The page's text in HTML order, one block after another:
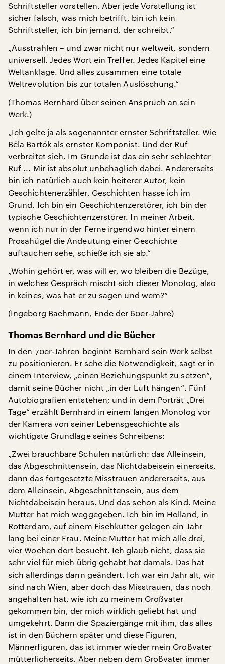
Schriftsteller vorstellen. Aber jede Vorstellung ist
sicher falsch, was mich betrifft, bin ich kein
Schriftsteller, ich bin jemand, der schreibt.“
„Ausstrahlen – und zwar nicht nur weltweit, sondern
universell. Jedes Wort ein Treffer. Jedes Kapitel eine
Weltanklage. Und alles zusammen eine totale
Weltrevolution bis zur totalen Auslöschung.“
(Thomas Bernhard über seinen Anspruch an sein
Werk.)
„Ich gelte ja als sogenannter ernster Schriftsteller. Wie
Béla Bartók als ernster Komponist. Und der Ruf
verbreitet sich. Im Grunde ist das ein sehr schlechter
Ruf ... Mir ist absolut unbehaglich dabei. Andererseits
bin ich natürlich auch kein heiterer Autor, kein
Geschichtenerzähler, Geschichten hasse ich im
Grund. Ich bin ein Geschichtenzerstörer, ich bin der
typische Geschichtenzerstörer. In meiner Arbeit,
wenn ich nur in der Ferne irgendwo hinter einem
Prosahügel die Andeutung einer Geschichte
auftauchen sehe, schieße ich sie ab.“
„Wohin gehört er, was will er, wo bleiben die Bezüge,
in welches Gespräch mischt sich dieser Monolog, also
in keines, was hat er zu sagen und wem?“
(Ingeborg Bachmann, Ende der 60er-Jahre)
Thomas Bernhard und die Bücher
In den 70er-Jahren beginnt Bernhard sein Werk selbst
zu positionieren. Er sehe die Notwendigkeit, sagt er in
einem Interview, „einen Beziehungspunkt zu setzen“,
damit seine Bücher nicht „in der Luft hängen“. Fünf
Autobiografien entstehen; und in dem Porträt „Drei
Tage“ erzählt Bernhard in einem langen Monolog vor
der Kamera von seiner Lebensgeschichte als
wichtigste Grundlage seines Schreibens:
„Zwei brauchbare Schulen natürlich: das Alleinsein,
das Abgeschnittensein, das Nichtdabeisein einerseits,
dann das fortgesetzte Misstrauen andererseits, aus
dem Alleinsein, Abgeschnittensein, aus dem
Nichtdabeisein heraus. Und das schon als Kind. Meine
Mutter hat mich weggegeben. Ich bin im Holland, in
Rotterdam, auf einem Fischkutter gelegen ein Jahr
lang bei einer Frau. Meine Mutter hat mich alle drei,
vier Wochen dort besucht. Ich glaub nicht, dass sie
sehr viel für mich übrig gehabt hat damals. Das hat
sich allerdings dann geändert. Ich war ein Jahr alt, wir
sind nach Wien, aber doch das Misstrauen, das noch
angehalten hat, wie ich zu meinem Großvater
gekommen bin, der mich wirklich geliebt hat und
umgekehrt. Dann die Spaziergänge mit ihm, das alles
ist in den Büchern später und diese Figuren,
Männerfiguren, das ist immer wieder mein Großvater
mütterlicherseits. Aber neben dem Großvater immer